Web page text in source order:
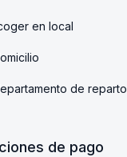
en local
de reparto
de pago